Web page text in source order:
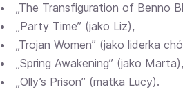
„The Transfiguration of Benno
„Party Time” (jako Liz),
„Trojan Women” (jako liderka
„Spring Awakening” (jako Marta),
„Olly’s Prison” (matka Lucy).